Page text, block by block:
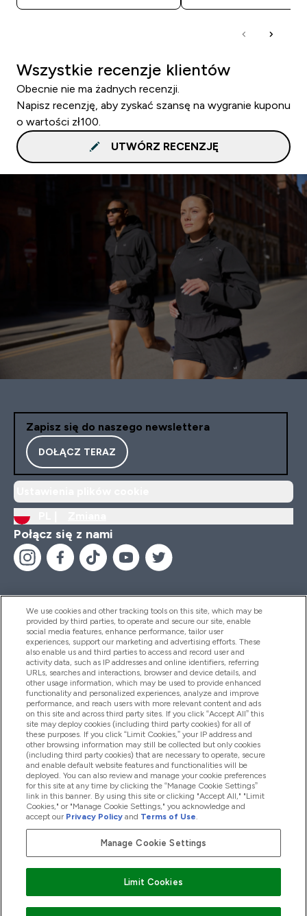
Wszystkie recenzje klientów
Obecnie nie ma żadnych recenzji.
Napisz recenzję, aby zyskać szansę na wygranie kuponu
o wartości zł100.
UTWÓRZ RECENZJĘ
Zapisz się do naszego newslettera
DOŁĄCZ TERAZ
Połącz się z nami
Pomoc I Informacja
Produkty
Informacje O Firmie
Okazje W Myprotein
2026 The Hut.com Ltd
We use cookies and other tracking tools on this site, which may be
provided by third parties, to operate and secure our site, enable
social media features, enhance performance, tailor user
experiences, support our marketing and advertising efforts. These
also enable us and third parties to access and record user and
activity data, such as IP addresses and online identifiers, referring
URLs, searches and interactions, browser and device details, and
other usage information, which may be used to provide enhanced
functionality and personalized experiences, analyze and improve
performance, and reach users with more relevant content and ads
on this site and across third party sites. If you click “Accept All” this
site may deploy cookies (including third party cookies) for all of
these purposes. If you click “Limit Cookies,” your IP address and
other browsing information may still be collected but only cookies
(including third party cookies) that are necessary to operate, secure
and enable default website features and functionalities will be
deployed. You can also review and manage your cookie preferences
for this site at any time by clicking the “Manage Cookie Settings”
link in this banner. By using this site or clicking "Accept All," "Limit
Cookies," or "Manage Cookie Settings," you acknowledge and
accept our Privacy Policy and Terms of Use.
Manage Cookie Settings
Limit Cookies